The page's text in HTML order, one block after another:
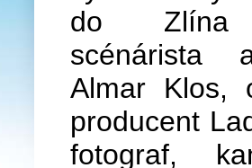
do Zlína
scénárista
Almar Klos,
producent
fotograf,